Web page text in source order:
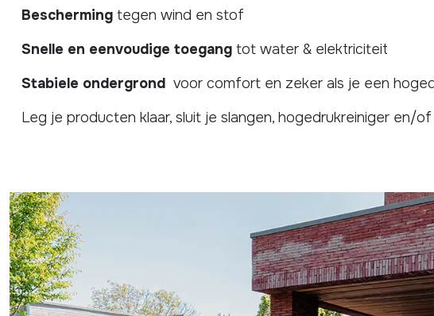
Bescherming tegen wind en stof
Snelle en eenvoudige toegang tot water & elektriciteit
Stabiele ondergrond voor comfort en zeker als je een
Leg je producten klaar, sluit je slangen, hogedrukreiniger en/